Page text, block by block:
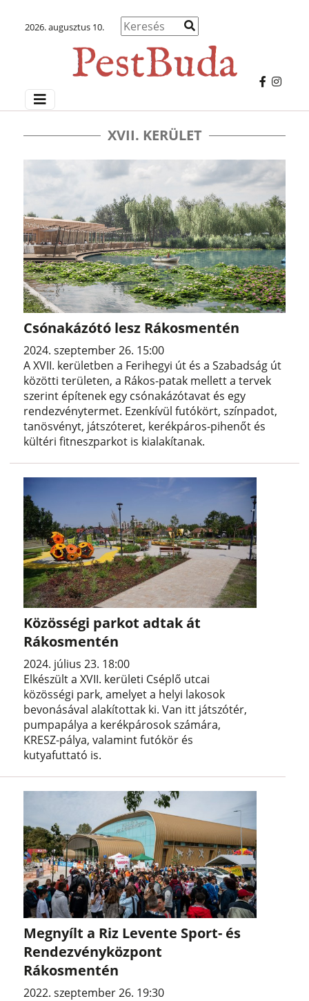
2026. augusztus 10.
XVII. KERÜLET
Csónakázótó lesz Rákosmentén
2024. szeptember 26. 15:00
A XVII. kerületben a Ferihegyi út és a Szabadság út
közötti területen, a Rákos-patak mellett a tervek
szerint építenek egy csónakázótavat és egy
rendezvénytermet. Ezenkívül futókört, színpadot,
tanösvényt, játszóteret, kerékpáros-pihenőt és
kültéri fitneszparkot is kialakítanak.
Közösségi parkot adtak át
Rákosmentén
2024. július 23. 18:00
Elkészült a XVII. kerületi Cséplő utcai
közösségi park, amelyet a helyi lakosok
bevonásával alakítottak ki. Van itt játszótér,
pumpapálya a kerékpárosok számára,
KRESZ-pálya, valamint futókör és
kutyafuttató is.
Megnyílt a Riz Levente Sport- és
Rendezvényközpont
Rákosmentén
2022. szeptember 26. 19:30